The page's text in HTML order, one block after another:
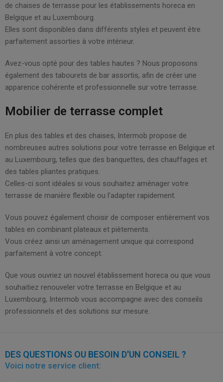
de chaises de terrasse pour les établissements horeca en
Belgique et au Luxembourg.
Elles sont disponibles dans différents styles et peuvent être
parfaitement assorties à votre intérieur.
Avez-vous opté pour des tables hautes ? Nous proposons
également des tabourets de bar assortis, afin de créer une
apparence cohérente et professionnelle sur votre terrasse.
Mobilier de terrasse complet
En plus des tables et des chaises, Intermob propose de
nombreuses autres solutions pour votre terrasse en Belgique et
au Luxembourg, telles que des banquettes, des chauffages et
des tables pliantes pratiques.
Celles-ci sont idéales si vous souhaitez aménager votre
terrasse de manière flexible ou l’adapter rapidement.
Vous pouvez également choisir de composer entièrement vos
tables en combinant plateaux et piètements.
Vous créez ainsi un aménagement unique qui correspond
parfaitement à votre concept.
Que vous ouvriez un nouvel établissement horeca ou que vous
souhaitiez renouveler votre terrasse en Belgique et au
Luxembourg, Intermob vous accompagne avec des conseils
professionnels et des solutions sur mesure.
DES QUESTIONS OU BESOIN D'UN CONSEIL ?
Voici notre service client: